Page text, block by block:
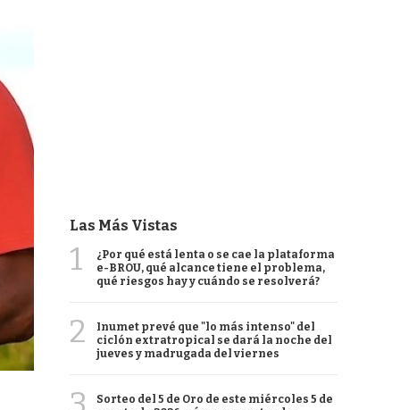
Las Más Vistas
1
¿Por qué está lenta o se cae la plataforma
e-BROU, qué alcance tiene el problema,
qué riesgos hay y cuándo se resolverá?
2
Inumet prevé que "lo más intenso" del
ciclón extratropical se dará la noche del
jueves y madrugada del viernes
Sorteo del 5 de Oro de este miércoles 5 de